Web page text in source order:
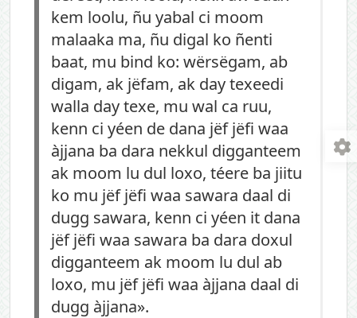
kem loolu, ñu yabal ci moom
malaaka ma, ñu digal ko ñenti
baat, mu bind ko: wërsëgam, ab
digam, ak jëfam, ak day texeedi
walla day texe, mu wal ca ruu,
kenn ci yéen de dana jëf jëfi waa
àjjana ba dara nekkul digganteem
ak moom lu dul loxo, téere ba jiitu
ko mu jëf jëfi waa sawara daal di
dugg sawara, kenn ci yéen it dana
jëf jëfi waa sawara ba dara doxul
digganteem ak moom lu dul ab
loxo, mu jëf jëfi waa àjjana daal di
dugg àjjana».